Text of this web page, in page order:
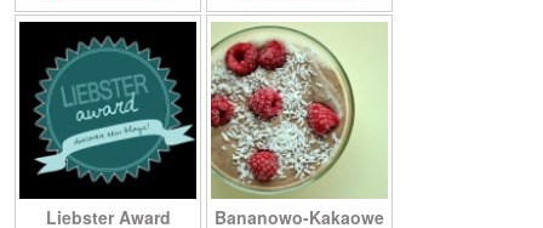
Liebster Award
Bananowo-Kakaowe